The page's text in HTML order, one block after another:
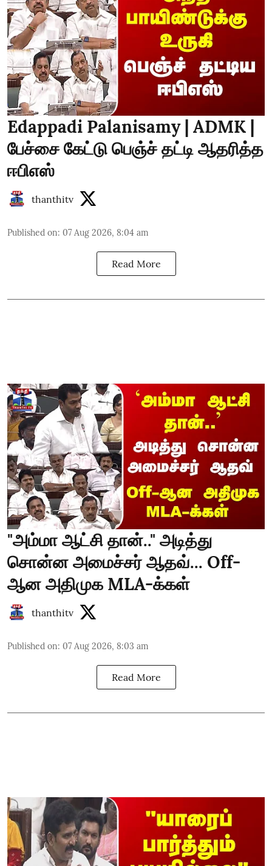
Edappadi Palanisamy | ADMK |
பேச்சை கேட்டு பெஞ்ச் தட்டி ஆதரித்த
ஈபிஎஸ்
thanthitv
Published on: 07 Aug 2026, 8:04 am
Read More
"அம்மா ஆட்சி தான்.." அடித்து
சொன்ன அமைச்சர் ஆதவ்... Off-
ஆன அதிமுக MLA-க்கள்
thanthitv
Published on: 07 Aug 2026, 8:03 am
Read More